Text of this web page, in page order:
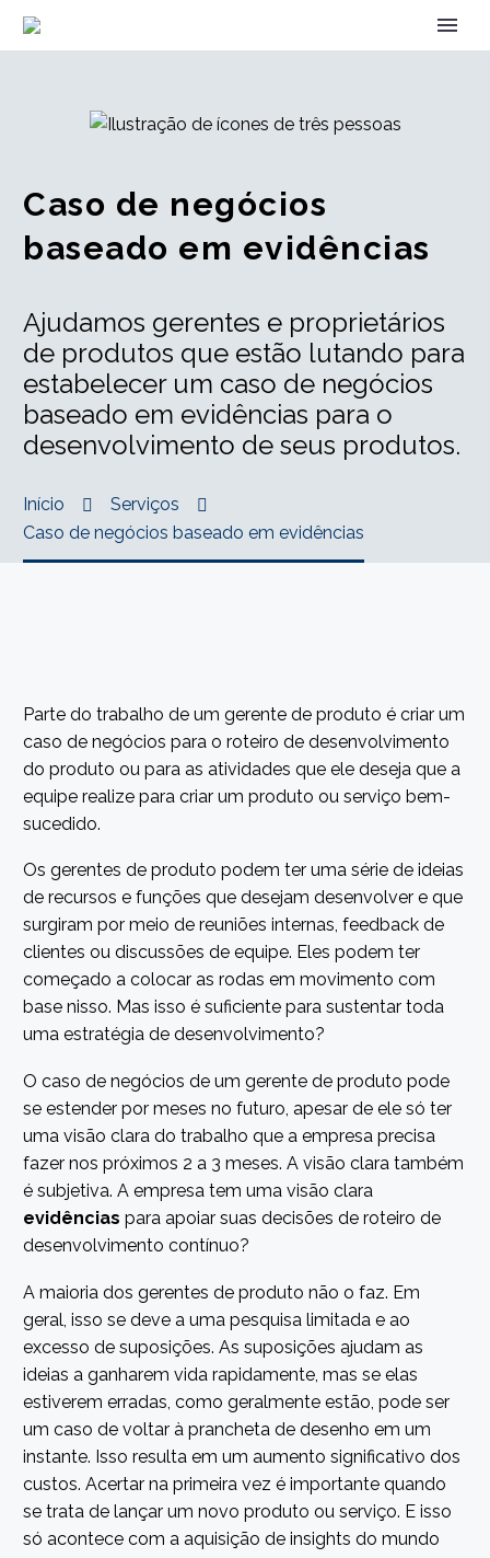
Caso de negócios
baseado em evidências
Ajudamos gerentes e proprietários
de produtos que estão lutando para
estabelecer um caso de negócios
baseado em evidências para o
desenvolvimento de seus produtos.
Início
Serviços
Caso de negócios baseado em evidências
Parte do trabalho de um gerente de produto é criar um
caso de negócios para o roteiro de desenvolvimento
do produto ou para as atividades que ele deseja que a
equipe realize para criar um produto ou serviço bem-
sucedido.
Os gerentes de produto podem ter uma série de ideias
de recursos e funções que desejam desenvolver e que
surgiram por meio de reuniões internas, feedback de
clientes ou discussões de equipe. Eles podem ter
começado a colocar as rodas em movimento com
base nisso. Mas isso é suficiente para sustentar toda
uma estratégia de desenvolvimento?
O caso de negócios de um gerente de produto pode
se estender por meses no futuro, apesar de ele só ter
uma visão clara do trabalho que a empresa precisa
fazer nos próximos 2 a 3 meses. A visão clara também
é subjetiva. A empresa tem uma visão clara
evidências para apoiar suas decisões de roteiro de
desenvolvimento contínuo?
A maioria dos gerentes de produto não o faz. Em
geral, isso se deve a uma pesquisa limitada e ao
excesso de suposições. As suposições ajudam as
ideias a ganharem vida rapidamente, mas se elas
estiverem erradas, como geralmente estão, pode ser
um caso de voltar à prancheta de desenho em um
instante. Isso resulta em um aumento significativo dos
custos. Acertar na primeira vez é importante quando
se trata de lançar um novo produto ou serviço. E isso
só acontece com a aquisição de insights do mundo